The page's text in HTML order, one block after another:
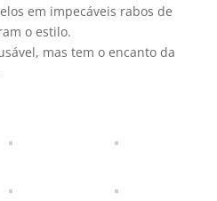
em impecáveis rabos de
o estilo.
mas tem o encanto da